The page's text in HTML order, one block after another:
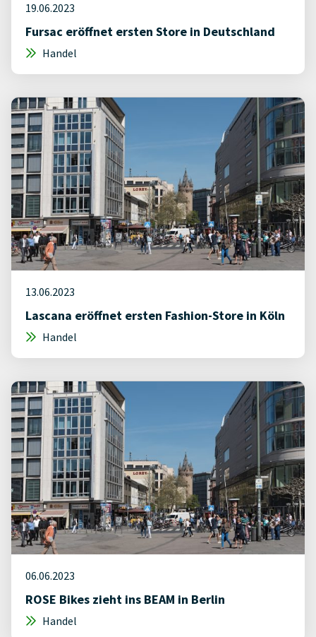
19.06.2023
Fursac eröffnet ersten Store in Deutschland
Handel
13.06.2023
Lascana eröffnet ersten Fashion-Store in Köln
Handel
06.06.2023
ROSE Bikes zieht ins BEAM in Berlin
Handel